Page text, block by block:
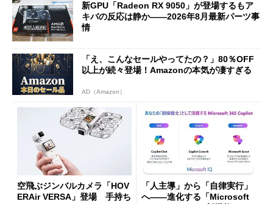
新GPU「Radeon RX 9050」が登場するもア
キバの反応は静か――2026年8月最新パーツ事
情
「え、こんなセールやってたの？」80％OFF
以上が続々登場！Amazonの本気が凄すぎる
AD（Amazon）
空飛ぶジンバルカメラ「HOV
ERAir VERSA」登場 手持ち
「人主導」から「自律実行」
へ――進化する「Microsoft